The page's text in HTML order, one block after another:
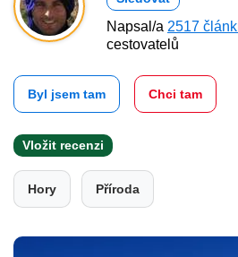
Napsal/a 2517
cestovatelů
Byl jsem tam Chci tam
Vložit recenzi
Hory Příroda